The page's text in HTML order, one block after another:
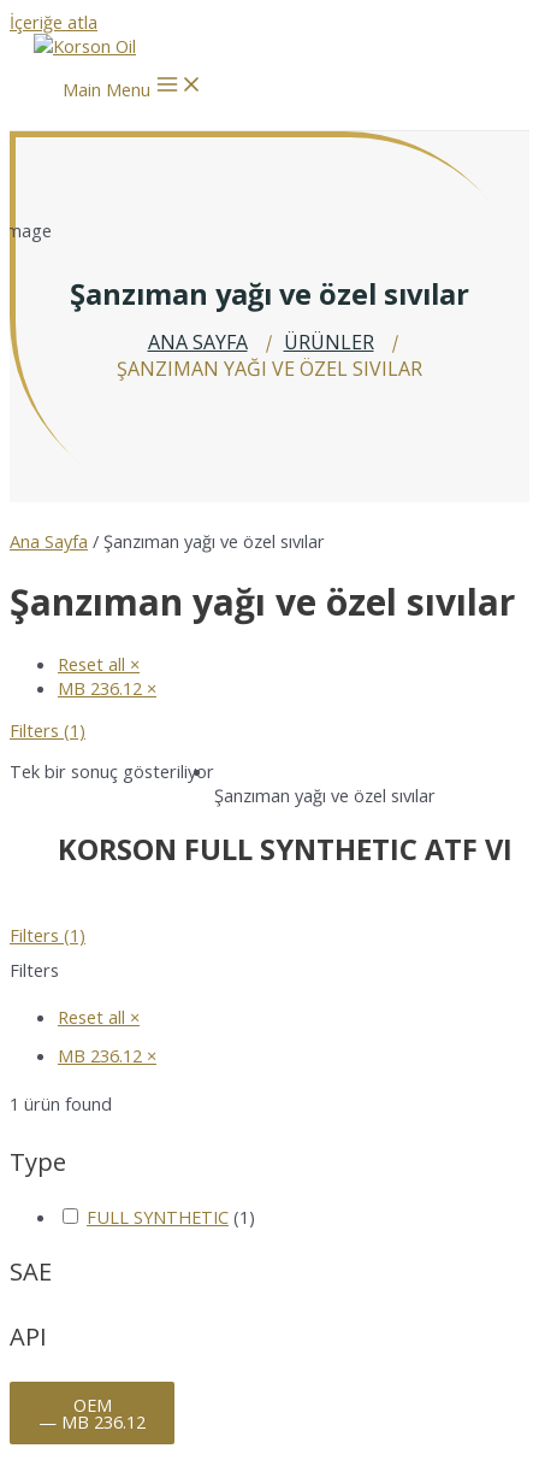
İçeriğe atla
Main Menu
Şanzıman yağı ve özel sıvılar
ANA SAYFA
ÜRÜNLER
ŞANZIMAN YAĞI VE ÖZEL SIVILAR
Filters (1)
Filters
Reset all ×
MB 236.12 ×
1 ürün found
Type
FULL SYNTHETIC (1 )
SAE
API
OEM
— MB 236.12
Ana Sayfa / Şanzıman yağı ve özel sıvılar
Şanzıman yağı ve özel sıvılar
Reset all ×
MB 236.12 ×
Filters (1)
Tek bir sonuç gösteriliyor
Şanzıman yağı ve özel sıvılar
KORSON FULL SYNTHETIC ATF VI